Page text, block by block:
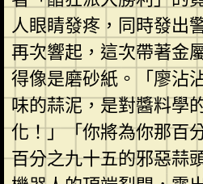
人眼睛發疼，同時發出
再次響起，這次帶著金
得像是磨砂紙。「廖沾
味的蒜泥，是對醬料學
化！」「你將為你那百
百分之九十五的邪惡蒜